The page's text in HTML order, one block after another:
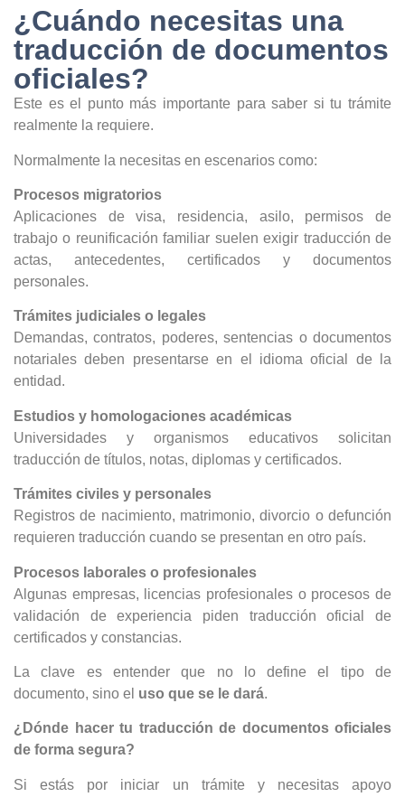
¿Cuándo necesitas una
traducción de documentos
oficiales?
Este es el punto más importante para saber si tu trámite
realmente la requiere.
Normalmente la necesitas en escenarios como:
Procesos migratorios
Aplicaciones de visa, residencia, asilo, permisos de
trabajo o reunificación familiar suelen exigir traducción de
actas, antecedentes, certificados y documentos
personales.
Trámites judiciales o legales
Demandas, contratos, poderes, sentencias o documentos
notariales deben presentarse en el idioma oficial de la
entidad.
Estudios y homologaciones académicas
Universidades y organismos educativos solicitan
traducción de títulos, notas, diplomas y certificados.
Trámites civiles y personales
Registros de nacimiento, matrimonio, divorcio o defunción
requieren traducción cuando se presentan en otro país.
Procesos laborales o profesionales
Algunas empresas, licencias profesionales o procesos de
validación de experiencia piden traducción oficial de
certificados y constancias.
La clave es entender que no lo define el tipo de
documento, sino el uso que se le dará.
¿Dónde hacer tu traducción de documentos oficiales
de forma segura?
Si estás por iniciar un trámite y necesitas apoyo